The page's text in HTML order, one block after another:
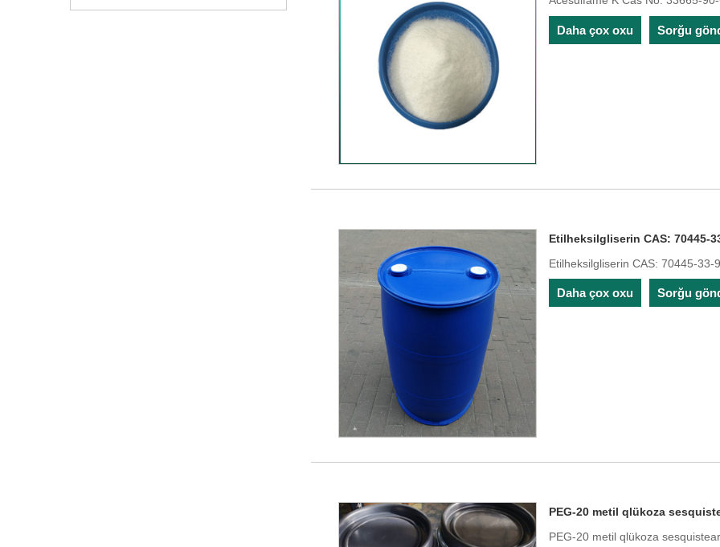
Daha çox oxu Sorğu
Etilheksilgliserin CAS: 70445-
Etilheksilgliserin CAS: 70445-33-9
Daha çox oxu Sorğu
PEG-20 metil qlükoza
PEG-20 metil qlükoza